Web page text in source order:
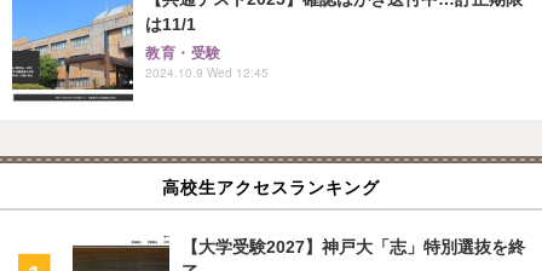
は11/1
教育・受験
2024.10.9 Wed 12:45
高校生アクセスランキング
【大学受験2027】神戸大「志」特別選抜を終